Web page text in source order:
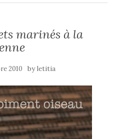
marinés à la
2010 byletitia